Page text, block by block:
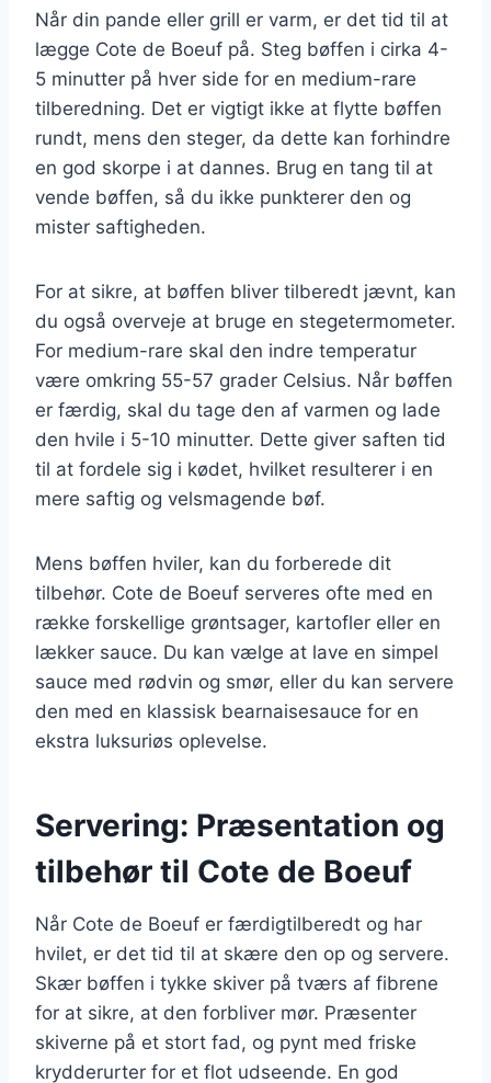
Når din pande eller grill er varm, er det tid til at
lægge Cote de Boeuf på. Steg bøffen i cirka 4-
5 minutter på hver side for en medium-rare
tilberedning. Det er vigtigt ikke at flytte bøffen
rundt, mens den steger, da dette kan forhindre
en god skorpe i at dannes. Brug en tang til at
vende bøffen, så du ikke punkterer den og
mister saftigheden.
For at sikre, at bøffen bliver tilberedt jævnt, kan
du også overveje at bruge en stegetermometer.
For medium-rare skal den indre temperatur
være omkring 55-57 grader Celsius. Når bøffen
er færdig, skal du tage den af varmen og lade
den hvile i 5-10 minutter. Dette giver saften tid
til at fordele sig i kødet, hvilket resulterer i en
mere saftig og velsmagende bøf.
Mens bøffen hviler, kan du forberede dit
tilbehør. Cote de Boeuf serveres ofte med en
række forskellige grøntsager, kartofler eller en
lækker sauce. Du kan vælge at lave en simpel
sauce med rødvin og smør, eller du kan servere
den med en klassisk bearnaisesauce for en
ekstra luksuriøs oplevelse.
Servering: Præsentation og
tilbehør til Cote de Boeuf
Når Cote de Boeuf er færdigtilberedt og har
hvilet, er det tid til at skære den op og servere.
Skær bøffen i tykke skiver på tværs af fibrene
for at sikre, at den forbliver mør. Præsenter
skiverne på et stort fad, og pynt med friske
krydderurter for et flot udseende. En god